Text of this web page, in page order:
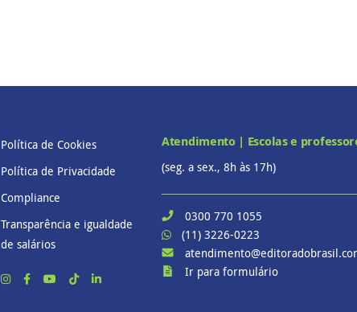
Política de Cookies
Política de Privacidade
Compliance
Transparência e igualdade
de salários
Atendimento | Escolas e
(seg. a sex., 8h às 17h)
0300 770 1055
(11) 3226-0223
Ir para formulário